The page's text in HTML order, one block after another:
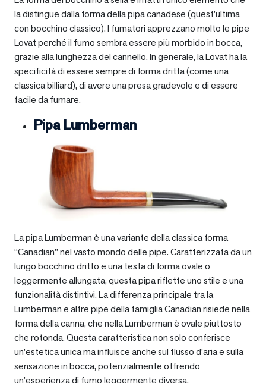
la distingue dalla forma della pipa canadese (quest’ultima
con bocchino classico). I fumatori apprezzano molto le pipe
Lovat perché il fumo sembra essere più morbido in bocca,
grazie alla lunghezza del cannello. In generale, la Lovat ha la
specificità di essere sempre di forma dritta (come una
classica billiard), di avere una presa gradevole e di essere
facile da fumare.
Pipa Lumberman
La pipa Lumberman è una variante della classica forma
“Canadian” nel vasto mondo delle pipe. Caratterizzata da un
lungo bocchino dritto e una testa di forma ovale o
leggermente allungata, questa pipa riflette uno stile e una
funzionalità distintivi. La differenza principale tra la
Lumberman e altre pipe della famiglia Canadian risiede nella
forma della canna, che nella Lumberman è ovale piuttosto
che rotonda. Questa caratteristica non solo conferisce
un’estetica unica ma influisce anche sul flusso d’aria e sulla
sensazione in bocca, potenzialmente offrendo
un’esperienza di fumo leggermente diversa.